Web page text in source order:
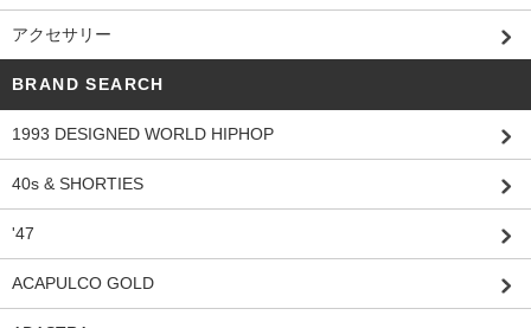
アクセサリー
BRAND SEARCH
1993 DESIGNED WORLD HIPHOP
40s & SHORTIES
'47
ACAPULCO GOLD